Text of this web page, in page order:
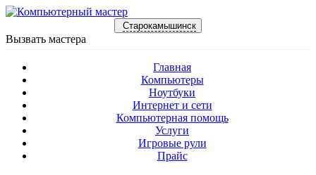
Старокамышинск
Вызвать мастера
Главная
Компьютеры
Ноутбуки
Интернет и сети
Компьютерная помощь
Услуги
Игровые рули
Прайс